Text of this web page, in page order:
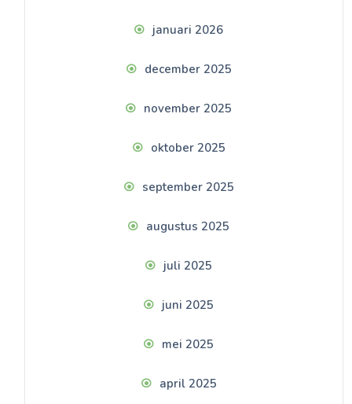
januari 2026
december 2025
november 2025
oktober 2025
september 2025
augustus 2025
juli 2025
juni 2025
mei 2025
april 2025